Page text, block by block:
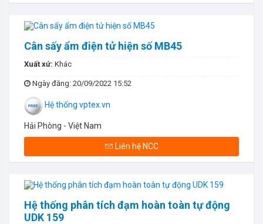
Cân sấy ẩm điện tử hiện số MB45
Xuất xứ: Khác
Ngày đăng: 20/09/2022 15:52
Hệ thống vptex.vn
Hải Phòng - Việt Nam
Liên hệ NCC
Hệ thống phân tích đạm hoàn toàn tự động
UDK 159